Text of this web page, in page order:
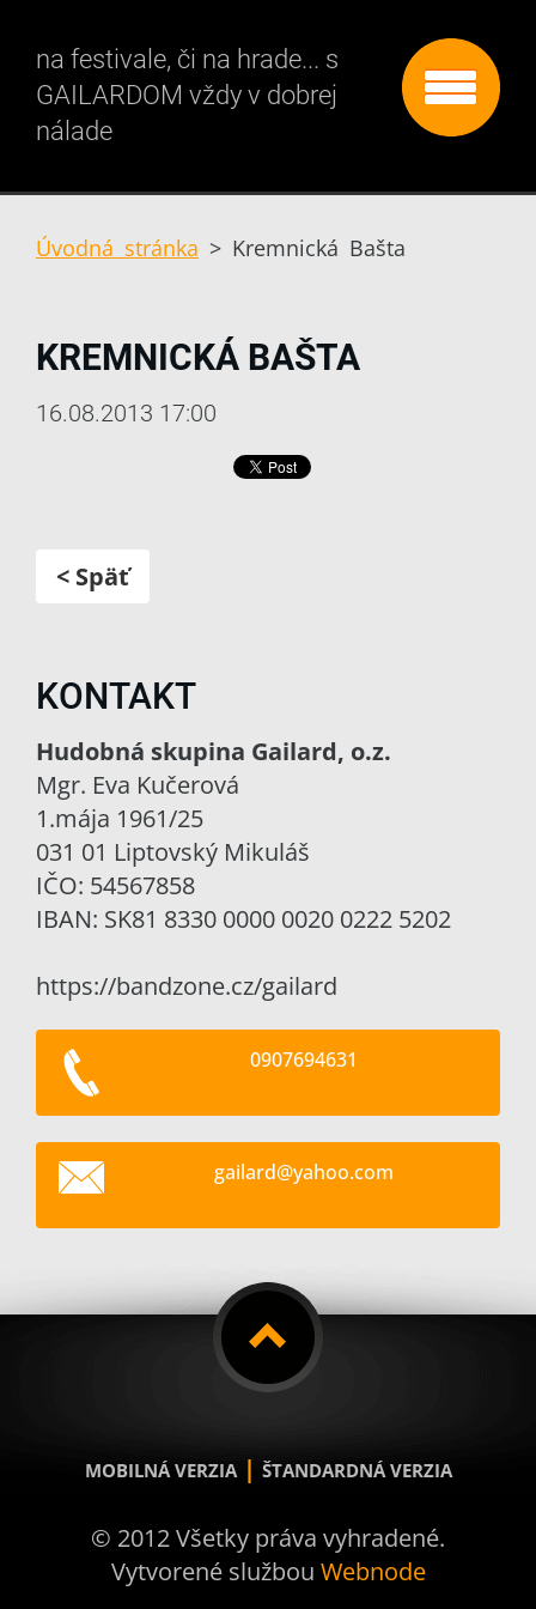
na festivale, či na hrade... s
GAILARDOM vždy v dobrej
nálade
Úvodná stránka > Kremnická Bašta
KREMNICKÁ BAŠTA
16.08.2013 17:00
< Späť
KONTAKT
Hudobná skupina Gailard, o.z.
Mgr. Eva Kučerová
1.mája 1961/25
031 01 Liptovský Mikuláš
IČO: 54567858
IBAN: SK81 8330 0000 0020 0222 5202
https://bandzone.cz/gailard
0907694631
gailard@yahoo.com
MOBILNÁ VERZIA | ŠTANDARDNÁ VERZIA
© 2012 Všetky práva vyhradené.
Vytvorené službou Webnode